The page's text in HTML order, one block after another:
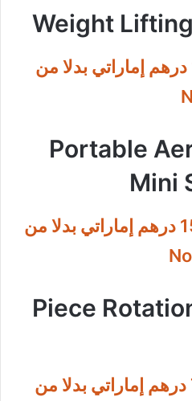
Weight
Portable
Mini
استفد من ثمن 159.00 درهم إماراتي بدلا من
2-Piece
استفد من ثمن 73.00 درهم إماراتي بدلا من